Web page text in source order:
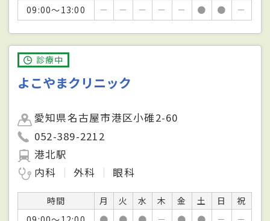
09:00～13:00
－ － － － － ● ● －
診療中
よこやまクリニック
愛知県名古屋市港区小碓2-60
052-389-2212
港北駅
内科
外科 眼科
時間 月 火 水 木 金 土 日
祝